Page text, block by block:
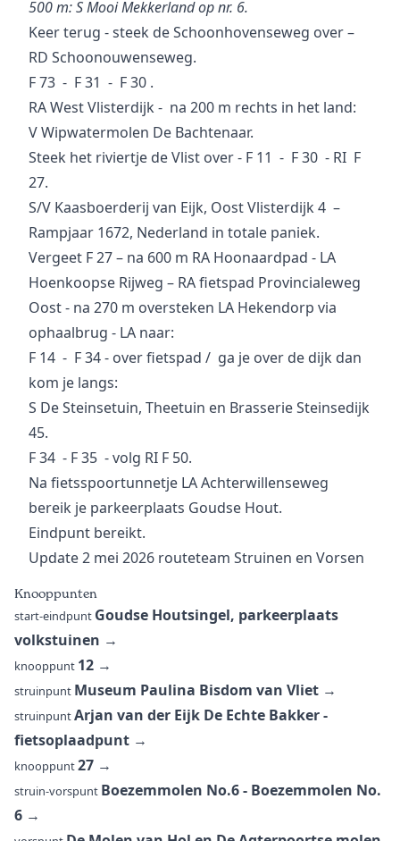
500 m: S Mooi Mekkerland op nr. 6.
Keer terug - steek de Schoonhovenseweg over –
RD Schoonouwenseweg.
F 73 - F 31 - F 30 .
RA West Vlisterdijk - na 200 m rechts in het land:
V Wipwatermolen De Bachtenaar.
Steek het riviertje de Vlist over - F 11 - F 30 - RI F
27.
S/V Kaasboerderij van Eijk, Oost Vlisterdijk 4 –
Rampjaar 1672, Nederland in totale paniek.
Vergeet F 27 – na 600 m RA Hoonaardpad - LA
Hoenkoopse Rijweg – RA fietspad Provincialeweg
Oost - na 270 m oversteken LA Hekendorp via
ophaalbrug - LA naar:
F 14 - F 34 - over fietspad / ga je over de dijk dan
kom je langs:
S De Steinsetuin, Theetuin en Brasserie Steinsedijk
45.
F 34 - F 35 - volg RI F 50.
Na fietsspoortunnetje LA Achterwillenseweg
bereik je parkeerplaats Goudse Hout.
Eindpunt bereikt.
Update 2 mei 2026 routeteam Struinen en Vorsen
Knooppunten
start-eindpunt Goudse Houtsingel, parkeerplaats
volkstuinen →
knooppunt 12 →
struinpunt Museum Paulina Bisdom van Vliet →
struinpuntArjan van der Eijk De Echte Bakker -
fietsoplaadpunt →
knooppunt27 →
struin-vorspunt Boezemmolen No.6 - Boezemmolen No.
6 →